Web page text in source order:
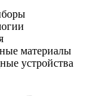
материалы
устройства